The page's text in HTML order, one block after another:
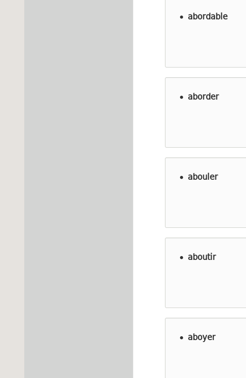
abordable
aborder
abouler
aboutir
aboyer